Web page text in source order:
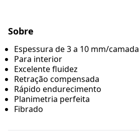
Sobre
Espessura de 3 a 10 mm/camada
Para interior
Excelente fluidez
Retração compensada
Rápido endurecimento
Planimetria perfeita
Fibrado